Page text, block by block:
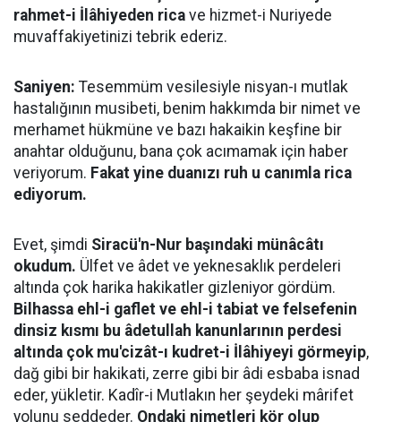
rahmet-i İlâhiyeden rica ve hizmet-i Nuriyede
muvaffakiyetinizi tebrik ederiz.
Saniyen: Tesemmüm vesilesiyle nisyan-ı mutlak
hastalığının musibeti, benim hakkımda bir nimet ve
merhamet hükmüne ve bazı hakaikin keşfine bir
anahtar olduğunu, bana çok acımamak için haber
veriyorum. Fakat yine duanızı ruh u canımla rica
ediyorum.
Evet, şimdi Siracü'n-Nur başındaki münâcâtı
okudum. Ülfet ve âdet ve yeknesaklık perdeleri
altında çok harika hakikatler gizleniyor gördüm.
Bilhassa ehl-i gaflet ve ehl-i tabiat ve felsefenin
dinsiz kısmı bu âdetullah kanunlarının perdesi
altında çok mu'cizât-ı kudret-i İlâhiyeyi görmeyip,
dağ gibi bir hakikati, zerre gibi bir âdi esbaba isnad
eder, yükletir. Kadîr-i Mutlakın her şeydeki mârifet
yolunu seddeder. Ondaki nimetleri kör olup